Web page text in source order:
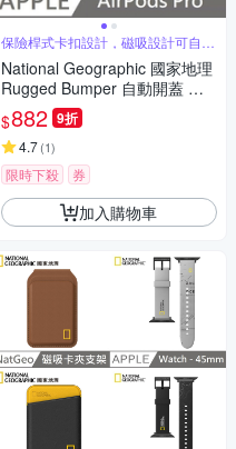
保險桿式卡扣設計，磁吸設計可自動
開蓋
National Geographic 國家地理
Rugged Bumper 自動開蓋 耳
機保護殼 適用 AirPods Pro - 黑
色
$882 9折
4.7(1)
限時下殺 券
加入購物車